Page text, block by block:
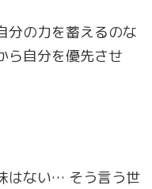
分の力を蓄えるのな
ら自分を優先させ
はない… そう言う世